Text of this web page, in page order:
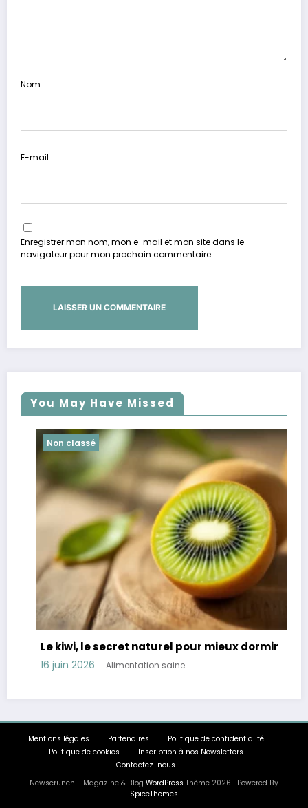
Nom
E-mail
Enregistrer mon nom, mon e-mail et mon site dans le
navigateur pour mon prochain commentaire.
You May Have Missed
Non classé
Le kiwi, le secret naturel pour mieux dormir
16 juin 2026 Alimentation saine
Mentions légales Partenaires
Politique de confidentialité
Politique de cookies
Inscription à nos Newsletters
Contactez-nous
Newscrunch - Magazine & Blog WordPress Thème 2026 | Powered By
SpiceThemes